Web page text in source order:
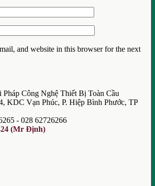
and website in this browser for the next
Công Nghệ Thiết Bị Toàn Cầu
KDC Vạn Phúc, P. Hiệp Bình Phước, TP
- 028 62726266
(Mr Định)